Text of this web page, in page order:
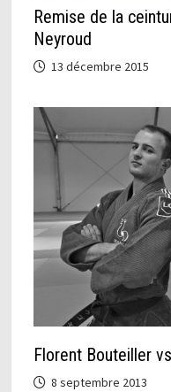
Remise de la
Neyroud
13 décembre 2015
Florent Bouteiller
8 septembre 2013